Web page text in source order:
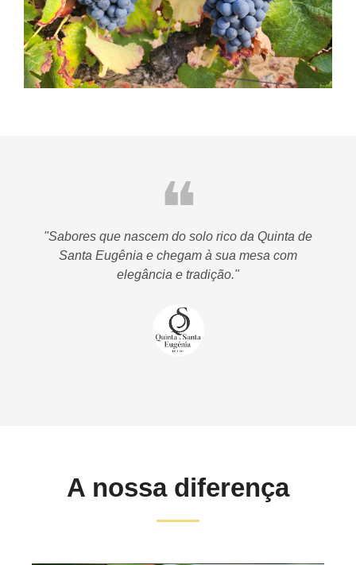
❝
"Sabores que nascem do solo rico da Quinta de
Santa Eugênia e chegam à sua mesa com
elegância e tradição."
A nossa diferença